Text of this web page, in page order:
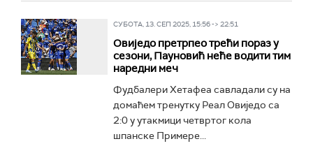
СУБОТА, 13. СЕП 2025, 15:56 -> 22:51
Овиједо претрпео трећи пораз у
сезони, Пауновић неће водити тим
наредни меч
Фудбалери Хетафеа савладали су на
домаћем тренутку Реал Овиједо са
2:0 у утакмици четвртог кола
шпанске Примере...